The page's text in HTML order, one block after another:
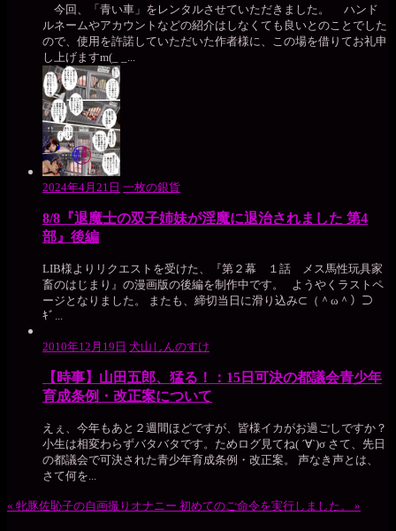
今回、「青い車」をレンタルさせていただきました。 ハンド
ルネームやアカウントなどの紹介はしなくても良いとのことでした
ので、使用を許諾していただいた作者様に、この場を借りてお礼申
し上げますm(_ _...
2024年4月21日 一枚の銀貨
8/8『退魔士の双子姉妹が淫魔に退治されました 第4
部』後編
LIB様よりリクエストを受けた、『第２幕 １話 メス馬性玩具家
畜のはじまり』の漫画版の後編を制作中です。 ようやくラストペ
ージとなりました。 またも、締切当日に滑り込み⊂（＾ω＾）⊃
ｷﾞ...
2010年12月19日 犬山しんのすけ
【時事】山田五郎、猛る！：15日可決の都議会青少年
育成条例・改正案について
えぇ、今年もあと２週間ほどですが、皆様イカがお過ごしですか？
小生は相変わらずバタバタです。ためログ見てね( ´∀`)σ さて、先日
の都議会で可決された青少年育成条例・改正案。 声なき声とは、
さて何を...
« 牝豚佐恥子の自画撮りオナニー 初めてのご命令を実行しました。 »